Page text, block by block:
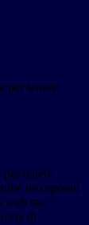
per tenere
tenere
incorporati
web sta
di